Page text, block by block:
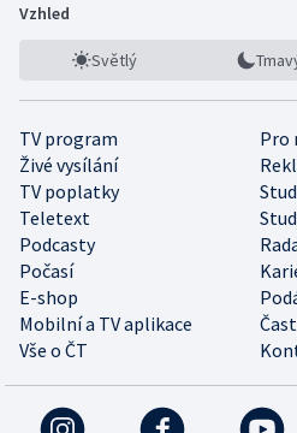
Vzhled
Světlý
TV program
Pro
Živé vysílání
TV poplatky
Teletext
Podcasty
Počasí
E-shop
Mobilní a TV aplikace
Vše o ČT